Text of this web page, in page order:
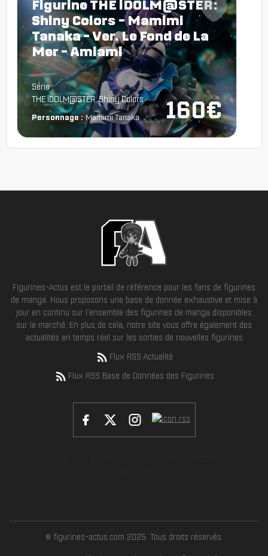
160€
Figurine THE iDOLM@STER:
Shiny Colors - Mamimi
Tanaka - Ver. Le Fond de La
Mer - Amiami
Chargement...
Série :
THE iDOLM@STER: Shiny Colors
Personnage : Mamimi Tanaka
Figurines-Actus est le portail de référence pour les fans de figurines
de manga. Nous proposons une base de donnée exhaustive et mise à
jour en continu sur l'ensemble des figurines de manga disponibles
sur le marché. En plus de cela, notre site vous offre également des
actualités en temps réel sur les sorties de nouvelles figurines
Flux RSS Actualité
Flux RSS Base de Données des Figurines
© figurines-actus.com 2025. Tous droits réservés.